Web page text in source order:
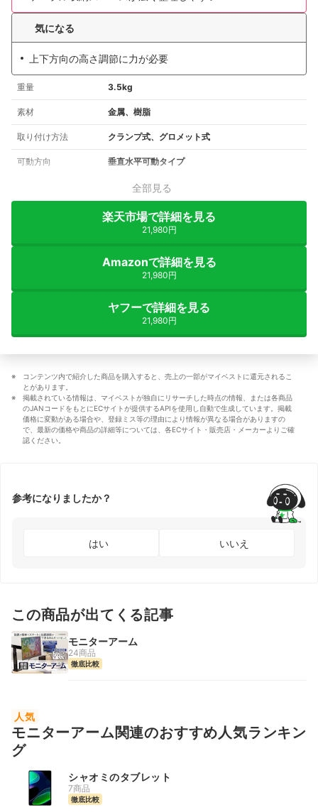
気になる
上下方向の高さ調節に力が必要
重量 3.5kg
素材 金属、樹脂
取り付け方法 クランプ式、グロメット式
可動方向 垂直水平可動タイプ
全部見る
楽天市場で詳細を見る
21,980円
Amazonで詳細を見る
21,980円
ヤフーで詳細を見る
21,980円
コンテンツ内で紹介した商品を購入すると、売上の一部がマイベストに還元されるこ
とがあります。
掲載されている情報は、マイベストが独自にリサーチした時点の情報、または各商品
のJANコードをもとにECサイトが提供するAPIを使用し自動で生成しています。掲載
価格に変動がある場合や、登録ミス等の理由により情報が異なる場合がありますの
で、最新の価格や商品の詳細等については、各ECサイト・販売店・メーカーよりご確
認ください。
参考になりましたか？
はい いいえ
この商品が出てくる記事
モニターアーム
24商品
徹底比較
人気
モニターアーム関連のおすすめ人気ランキン
グ
シャオミのタブレット
7商品
徹底比較